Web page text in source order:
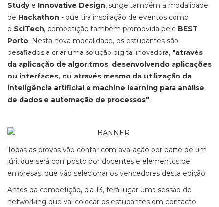
Study e Innovative Design, surge também a modalidade
de Hackathon - que tira inspiração de eventos como
o SciTech, competição também promovida pelo BEST
Porto. Nesta nova modalidade, os estudantes são
desafiados a criar uma solução digital inovadora, "através
da aplicação de algoritmos, desenvolvendo aplicações
ou interfaces, ou através mesmo da utilização da
inteligência artificial e machine learning para análise
de dados e automação de processos".
Todas as provas vão contar com avaliação por parte de um
júri, que será composto por docentes e elementos de
empresas, que vão selecionar os vencedores desta edição.
Antes da competição, dia 13, terá lugar uma sessão de
networking que vai colocar os estudantes em contacto